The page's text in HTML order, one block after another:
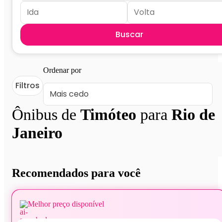
Buscar
Ônibus de Timóteo para Rio de
Janeiro
Filtros
Ordenar por
Recomendados para você
Melhor preço disponível